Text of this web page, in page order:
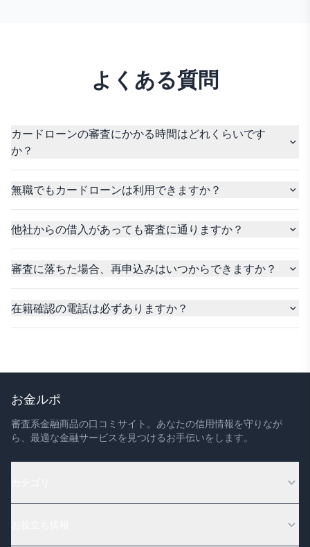
よくある質問
カードローンの審査にかかる時間はどれくらいです
か？
無職でもカードローンは利用できますか？
他社からの借入があっても審査に通りますか？
審査に落ちた場合、再申込みはいつからできますか？
在籍確認の電話は必ずありますか？
お金ルポ
審査系金融商品の口コミサイト。あなたの信用情報を守りなが
ら、最適な金融サービスを見つけるお手伝いをします。